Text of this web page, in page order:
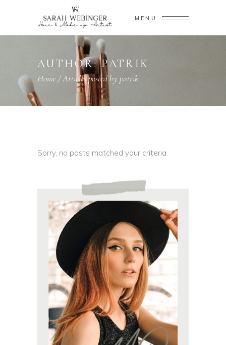
MENU
AUTHOR: PATRIK
Home/Articles posted by patrik
Sorry, no posts matched your criteria.